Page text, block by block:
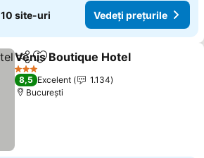
10 site-uri Vedeți prețurile
DistribuițiAdăugaţi la favorite
Venis Boutique Hotel
3 Stele
8,5 Excelent
1.134
București